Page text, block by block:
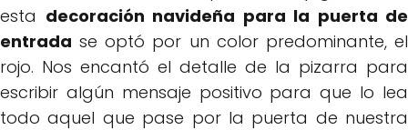
esta decoración navideña para la puerta de
entrada se optó por un color predominante, el
rojo. Nos encantó el detalle de la pizarra para
escribir algún mensaje positivo para que lo lea
todo aquel que pase por la puerta de nuestra